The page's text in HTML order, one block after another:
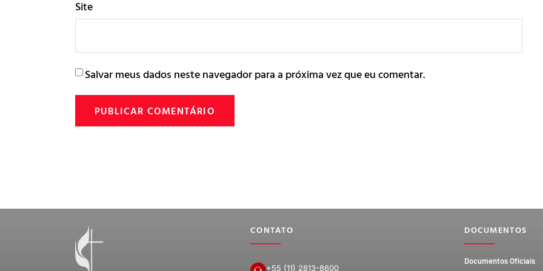
Site
Salvar meus dados neste navegador para a próxima vez que eu comentar.
CONTATO
+55 (11) 2813-8600
DOCUMENTOS
Documentos Oficiais